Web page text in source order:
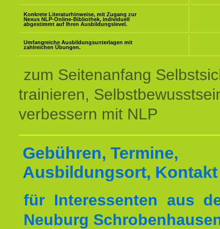
Konkrete Literaturhinweise, mit Zugang zur
Nexus NLP-Online-Bibliothek, individuell
abgestimmt auf Ihren Ausbildungslevel.
Umfangreiche Ausbildungsunterlagen mit
zahlreichen Übungen.
zum Seitenanfang
trainieren,
verbessern mit NLP
Gebühren, Termine,
Ausbildungsort, Kontakt
für Interessenten aus
Neuburg